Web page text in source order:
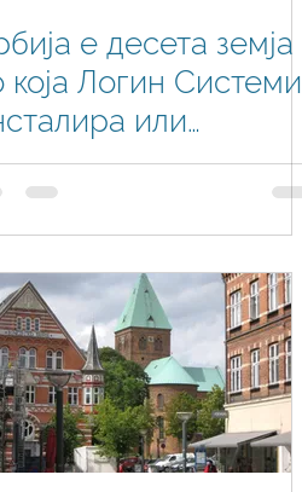
е десета земја
која Логин Системи
или
Business
во приватниот